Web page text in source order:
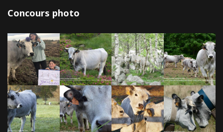
Concours photo